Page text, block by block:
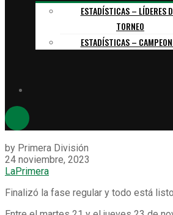
ESTADÍSTICAS – LÍDERES
TORNEO
ESTADÍSTICAS –
by Primera División
24 noviembre, 2023
LaPrimera
Finalizó la fase regular y todo está